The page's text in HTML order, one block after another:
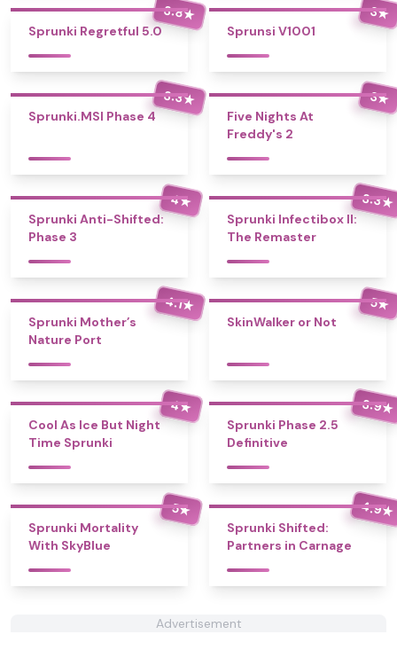
3.8★
Sprunki Regretful 5.0
3★
Sprunsi V1001
3.3★
Sprunki.MSI Phase 4
3★
Five Nights At
Freddy's 2
4★
Sprunki Anti-Shifted:
Phase 3
3.3★
Sprunki Infectibox II:
The Remaster
4.1★
Sprunki Mother’s
Nature Port
5★
SkinWalker or Not
4★
Cool As Ice But Night
Time Sprunki
3.9★
Sprunki Phase 2.5
Definitive
5★
Sprunki Mortality
With SkyBlue
4.9★
Sprunki Shifted:
Partners in Carnage
Advertisement